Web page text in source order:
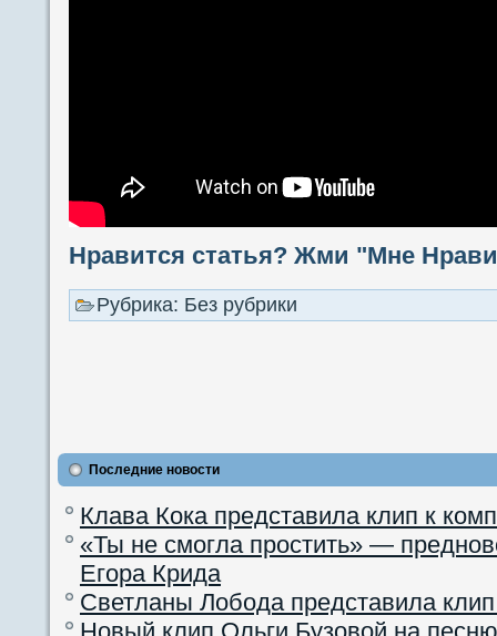
Нравится статья? Жми "Мне
Рубрика: Без рубрики
Последние новости
Клава Кока представила клип к
«Ты не смогла простить» —
Егора Крида
Светланы Лобода представила